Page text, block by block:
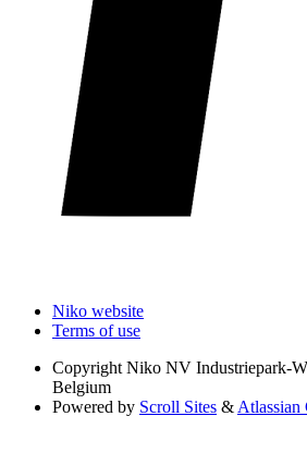
Niko website
Terms of use
Copyright Niko NV Industriepark-
Belgium
Powered by Scroll Sites & Atlassian